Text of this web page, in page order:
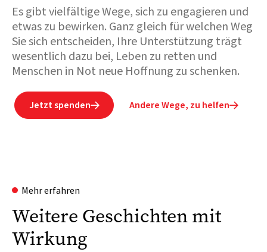
Es gibt vielfältige Wege, sich zu engagieren und
etwas zu bewirken. Ganz gleich für welchen Weg
Sie sich entscheiden, Ihre Unterstützung trägt
wesentlich dazu bei, Leben zu retten und
Menschen in Not neue Hoffnung zu schenken.
Jetzt spenden Andere Wege, zu helfen
Mehr erfahren
Weitere Geschichten mit
Wirkung